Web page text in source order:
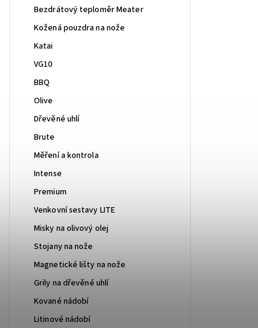
Bezdrátový teploměr Meater
Kožená pouzdra na nože
Katai
VG10
BBQ
Olive
Dřevěné uhlí
Brute
Měření a kontrola
Intense
Premium
Venkovní sestavy LITE
Misky na olivový olej
Stojany na nože
Magnetické lišty na nože
Grily na dřevěné uhlí
Kované nádobí
Litinové nádobí